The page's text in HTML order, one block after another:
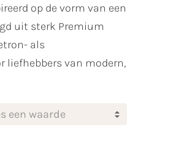
op de vorm van een
uit sterk Premium
als
liefhebbers van modern,
een waarde